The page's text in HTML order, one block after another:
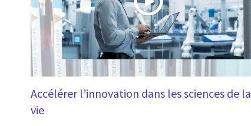
Accélérer l’innovation dans les sciences de la
vie